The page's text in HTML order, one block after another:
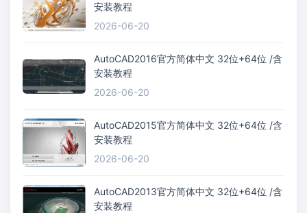
安装教程
2026-06-20
AutoCAD2016官方简体中文 32位+64位 /含
安装教程
2026-06-20
AutoCAD2015官方简体中文 32位+64位 /含
安装教程
2026-06-20
AutoCAD2013官方简体中文 32位+64位 /含
安装教程